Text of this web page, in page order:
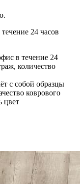
24 часов
в течение 24
количество
с собой образцы
коврового
цвет